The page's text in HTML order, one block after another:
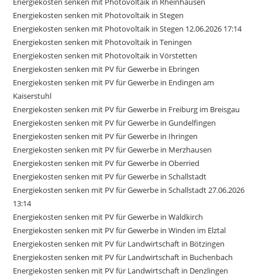
Energiekosten senken mit Photovoltaik in Stegen
Energiekosten senken mit Photovoltaik in Stegen 12.06.2026 17:14
Energiekosten senken mit Photovoltaik in Teningen
Energiekosten senken mit Photovoltaik in Vörstetten
Energiekosten senken mit PV für Gewerbe in Ebringen
Energiekosten senken mit PV für Gewerbe in Endingen am
Kaiserstuhl
Energiekosten senken mit PV für Gewerbe in Freiburg im Breisgau
Energiekosten senken mit PV für Gewerbe in Gundelfingen
Energiekosten senken mit PV für Gewerbe in Ihringen
Energiekosten senken mit PV für Gewerbe in Merzhausen
Energiekosten senken mit PV für Gewerbe in Oberried
Energiekosten senken mit PV für Gewerbe in Schallstadt
Energiekosten senken mit PV für Gewerbe in Schallstadt 27.06.2026
13:14
Energiekosten senken mit PV für Gewerbe in Waldkirch
Energiekosten senken mit PV für Gewerbe in Winden im Elztal
Energiekosten senken mit PV für Landwirtschaft in Bötzingen
Energiekosten senken mit PV für Landwirtschaft in Buchenbach
Energiekosten senken mit PV für Landwirtschaft in Denzlingen